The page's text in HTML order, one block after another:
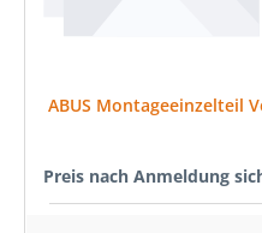
ABUS Montageeinzelteil
Preis nach Anmeldung